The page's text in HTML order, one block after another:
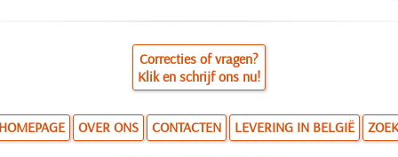
Correcties of vragen?
Klik en schrijf ons nu!
HOMEPAGE OVER ONS CONTACTEN LEVERING IN BELGIË